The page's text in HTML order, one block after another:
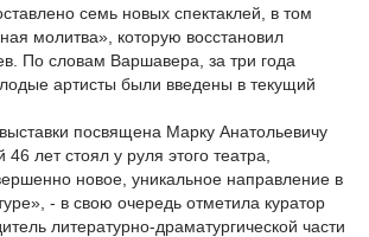
семь новых спектаклей, в том
молитва», которую восстановил
По словам Варшавера, за три года
артисты были введены в текущий
посвящена Марку Анатольевичу
лет стоял у руля этого театра,
новое, уникальное направление в
- в свою очередь отметила куратор
литературно-драматургической части